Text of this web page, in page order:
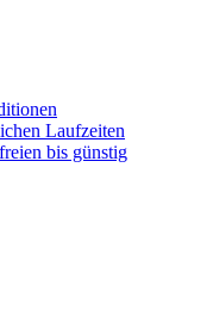
Laufzeiten
bis günstig